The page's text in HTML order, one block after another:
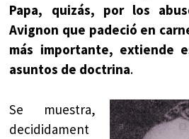
Papa, quizás, por los
Avignon que padeció en
más importante, extiende
asuntos de doctrina.
Se muestra,
decididament